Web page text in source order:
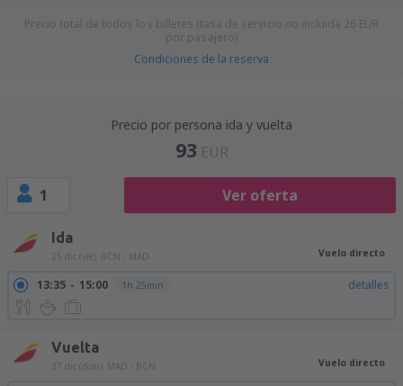
Precio total de todos los billetes (tasa de servicio no incluida 26 EUR
por pasajero)
Condiciones de la reserva
Precio por persona ida y vuelta
93 EUR
1 Ver oferta
Ida
25 dic (vie) BCN - MAD Vuelo directo
13:35 15:00 1h 25min detalles
Vuelta
27 dic (dom) MAD - BCN Vuelo directo